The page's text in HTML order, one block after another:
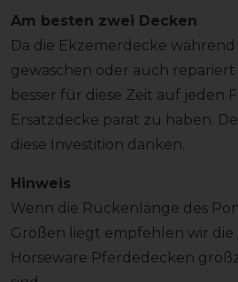
Am besten zwei Decken
Da die Ekzemerdecke während
gewaschen oder auch repariert
besser für diese Zeit auf jeden
Ersatzdecke parat zu haben.
diese Investition danken.
Hinweis
Wenn die Rückenlänge des
Größen liegt empfehlen wir die
Horseware Pferdedecken